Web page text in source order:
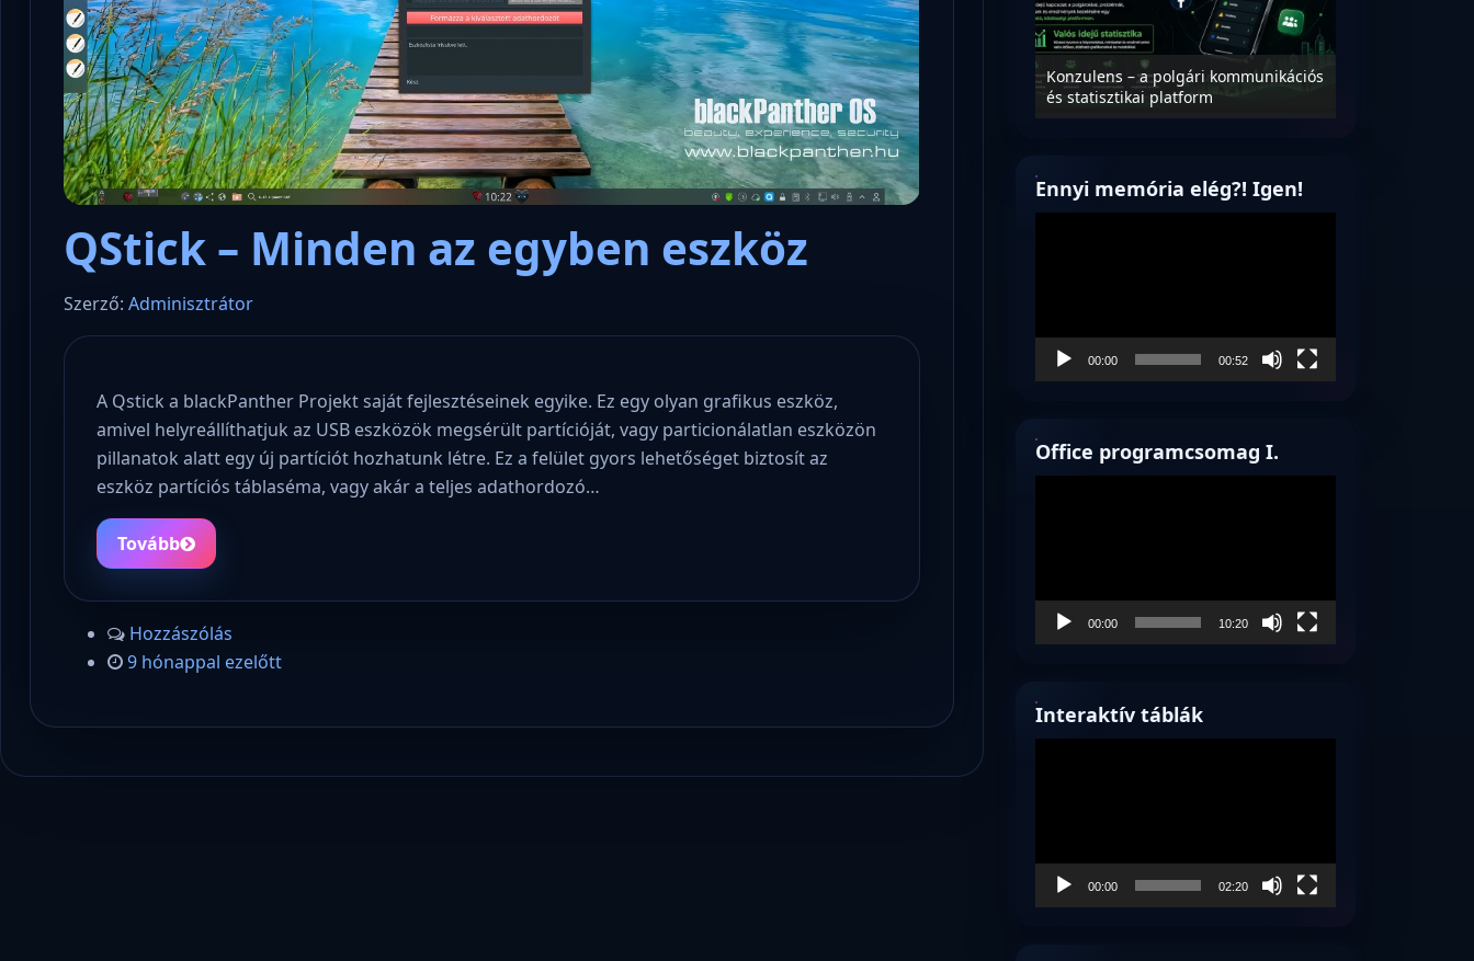
QStick – Minden az egyben eszköz
Szerző: Adminisztrátor
A Qstick a blackPanther Projekt saját fejlesztéseinek egyike. Ez egy olyan grafikus eszköz,
amivel helyreállíthatjuk az USB eszközök megsérült partícióját, vagy particionálatlan eszközön
pillanatok alatt egy új partíciót hozhatunk létre. Ez a felület gyors lehetőséget biztosít az
eszköz partíciós táblaséma, vagy akár a teljes adathordozó…
Tovább
Hozzászólás
9 hónappal ezelőtt
Microsoft odaadta a kulcsokat a
hatóságoknak, hogy visszafejthessék
az adatokat.
Konzulens – a polgári kommunikációs
és statisztikai platform
Ennyi memória elég?! Igen!
00:00 00:52
Office programcsomag I.
00:00 10:20
Interaktív táblák
00:00 02:20